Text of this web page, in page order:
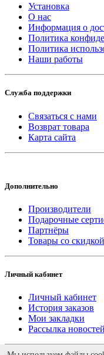
Установка
О нас
Информация о
Политика
Политика
Наши работы
Служба поддержки
Связаться с нами
Возврат товара
Карта сайта
Дополнительно
Производители
Подарочные
Партнёры
Товары со скидкой
Личный кабинет
Личный кабинет
История заказов
Мои закладки
Рассылка новостей